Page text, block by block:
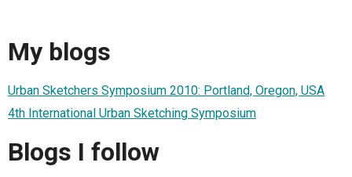
My blogs
Urban Sketchers Symposium 2010: Portland, Oregon, USA
4th International Urban Sketching Symposium
Blogs I follow